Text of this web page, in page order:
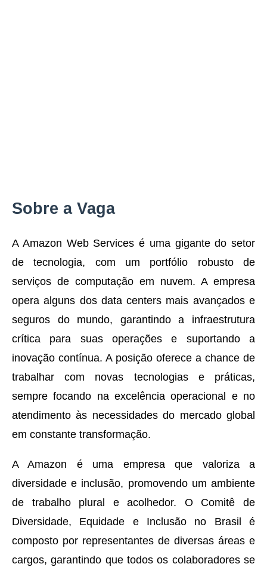
Sobre a Vaga
A Amazon Web Services é uma gigante do setor
de tecnologia, com um portfólio robusto de
serviços de computação em nuvem. A empresa
opera alguns dos data centers mais avançados e
seguros do mundo, garantindo a infraestrutura
crítica para suas operações e suportando a
inovação contínua. A posição oferece a chance de
trabalhar com novas tecnologias e práticas,
sempre focando na excelência operacional e no
atendimento às necessidades do mercado global
em constante transformação.
A Amazon é uma empresa que valoriza a
diversidade e inclusão, promovendo um ambiente
de trabalho plural e acolhedor. O Comitê de
Diversidade, Equidade e Inclusão no Brasil é
composto por representantes de diversas áreas e
cargos, garantindo que todos os colaboradores se